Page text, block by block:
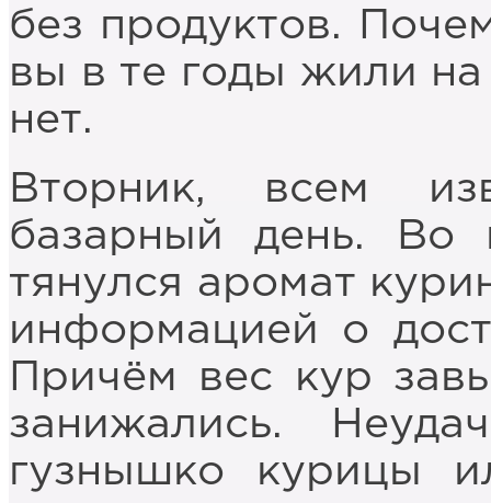
без продуктов.
вы в те годы жили на
нет.
Вторник, всем
базарный день. Во
тянулся аромат
информацией о
Причём вес кур
занижались.
гузнышко курицы